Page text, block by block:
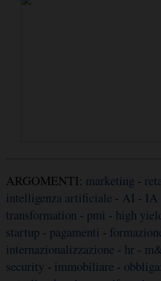
ARGOMENTI: marketing -
intelligenza artificiale - AI - IA
transformation - pmi - high
startup - pagamenti -
internazionalizzazione - hr -
security - immobiliare -